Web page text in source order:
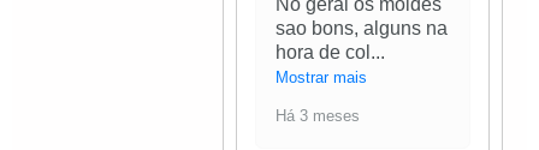
No geral os moldes
sao bons, alguns na
hora de col ...
Mostrar mais
Há 3 meses